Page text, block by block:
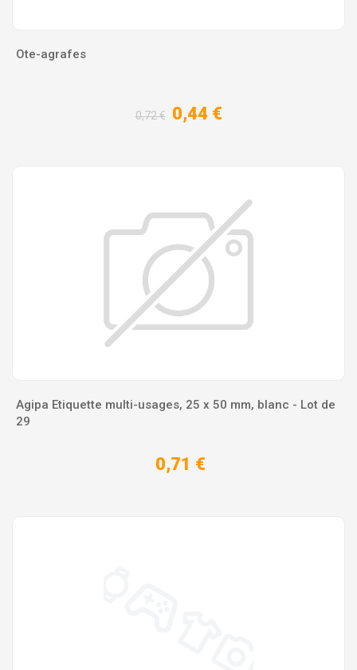
Ote-agrafes
0,72 € 0,44 €
Agipa Etiquette multi-usages, 25 x 50 mm, blanc - Lot de
29
0,71 €